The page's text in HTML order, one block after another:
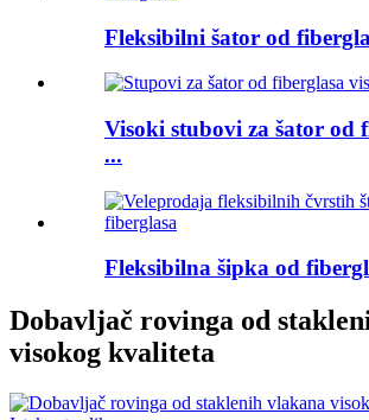
Fleksibilni šator od
Visoki stubovi za šator od
...
Fleksibilna šipka od
Dobavljač rovinga od
visokog kvaliteta